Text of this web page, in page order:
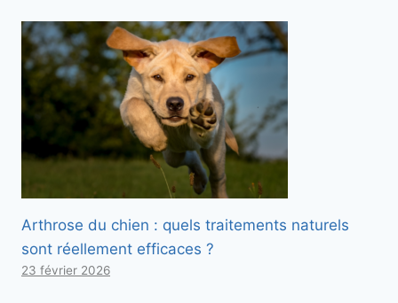
Arthrose du chien : quels traitements naturels
sont réellement efficaces ?
23 février 2026